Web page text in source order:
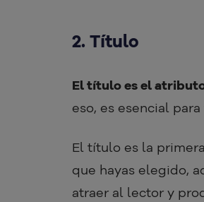
2. Título
El título es el
eso, es esencial
El título es la
que hayas elegido,
atraer al lector y